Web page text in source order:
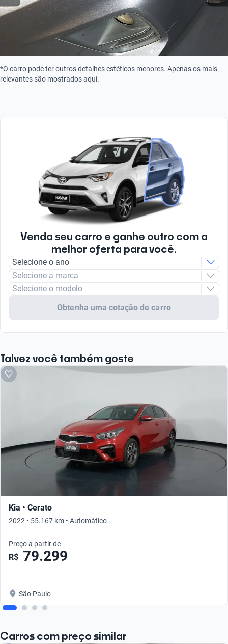
*O carro pode ter outros detalhes estéticos menores. Apenas os mais
relevantes são mostrados aquí.
Venda seu carro e ganhe outro com a
melhor oferta para você.
Selecione o ano
Selecione a marca
Selecione o modelo
Obtenha uma cotação de carro
Talvez você também goste
Kia • Cerato
2022 • 55.167 km • Automático
Preço a partir de
R$ 79.299
São Paulo
Carros com preço similar